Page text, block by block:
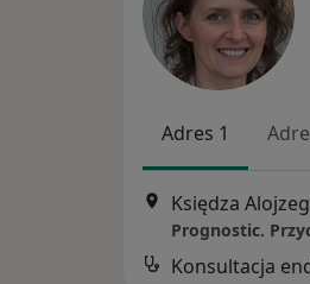
Adres 1
Księdza
Prognostic.
Konsultacja